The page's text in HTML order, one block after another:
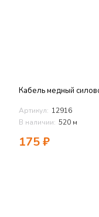
Кабель медный
Артикул: 12916
В наличии: 520 м
175₽